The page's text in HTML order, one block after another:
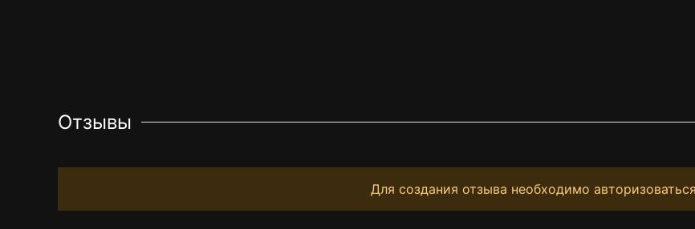
Отзывы
Для создания отзыва необходимо авторизоваться